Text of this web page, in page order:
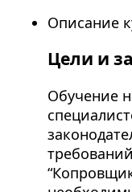
Описание
Цели и
Обучение